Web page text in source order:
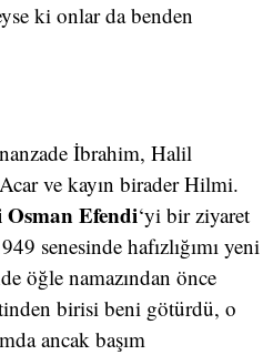
ki onlar da benden
İbrahim, Halil
ve kayın birader Hilmi.
Osman Efendi‘yi bir ziyaret
senesinde hafızlığımı yeni
öğle namazından önce
birisi beni götürdü, o
ancak başım